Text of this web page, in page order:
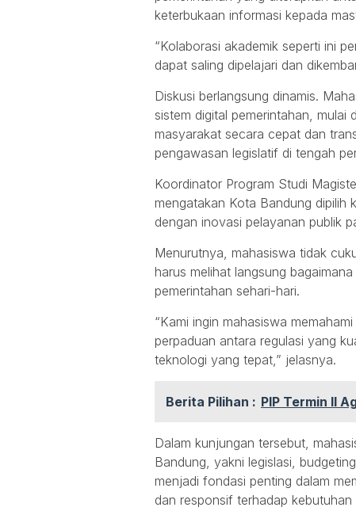
keterbukaan informasi kepada
“Kolaborasi akademik seperti ini
dapat saling dipelajari dan
Diskusi berlangsung dinamis.
sistem digital pemerintahan, mulai
masyarakat secara cepat dan
pengawasan legislatif di tengah
Koordinator Program Studi
mengatakan Kota Bandung dipilih
dengan inovasi pelayanan publik
Menurutnya, mahasiswa tidak
harus melihat langsung
pemerintahan sehari-hari.
“Kami ingin mahasiswa
perpaduan antara regulasi yang
teknologi yang tepat,” jelasnya.
Berita Pilihan : PIP Termin II
Dalam kunjungan tersebut,
Bandung, yakni legislasi,
menjadi fondasi penting dalam
dan responsif terhadap kebutuhan